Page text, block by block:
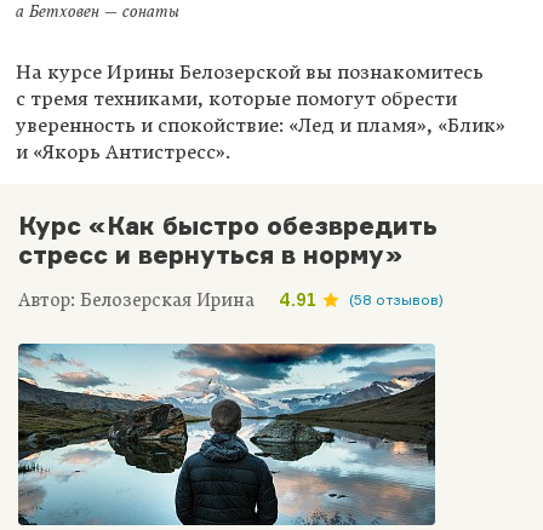
а Бетховен — сонаты
На курсе Ирины Белозерской вы познакомитесь
с тремя техниками, которые помогут обрести
уверенность и спокойствие: «Лед и пламя», «Блик»
и «Якорь Антистресс».
Курс «Как быстро обезвредить
стресс и вернуться в норму»
Автор: Белозерская Ирина 4.91 (58 отзывов)